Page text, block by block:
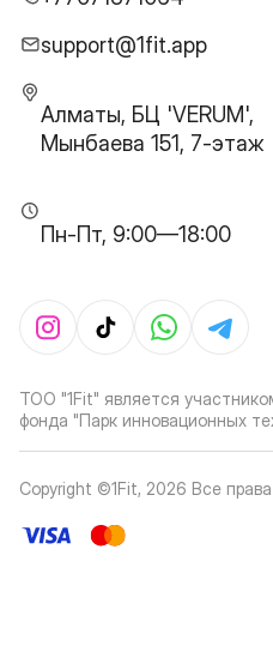
support@1fit.app
Алматы, БЦ 'VERUM',
Мынбаева 151, 7-этаж
Пн-Пт, 9:00—18:00
ТОО "1Fit" является
фонда "Парк инновационных
Copyright ©1Fit, 2026 Все